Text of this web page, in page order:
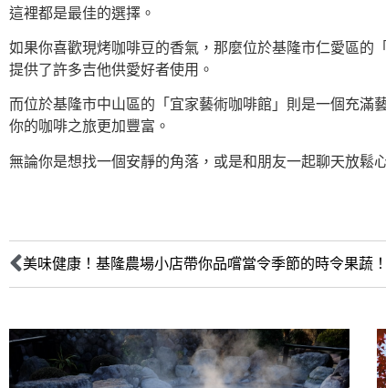
這裡都是最佳的選擇。
如果你喜歡現烤咖啡豆的香氣，那麼位於基隆市仁愛區的
提供了許多吉他供愛好者使用。
而位於基隆市中山區的「宜家藝術咖啡館」則是一個充
你的咖啡之旅更加豐富。
無論你是想找一個安靜的角落，或是和朋友一起聊天放鬆
美味健康！基隆農場小店帶你品嚐當令季節的時令果蔬！